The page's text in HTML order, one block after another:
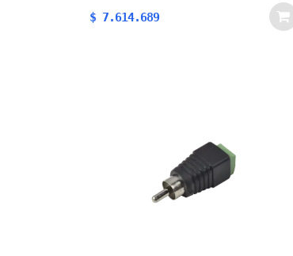
elementos metálicos.Además
$ 7.614.689